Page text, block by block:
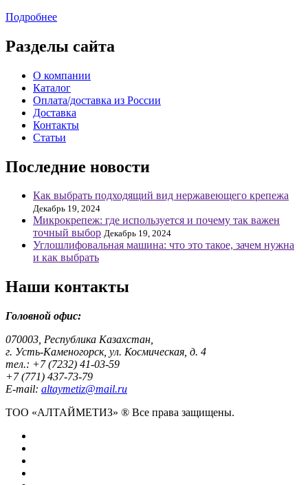
Подробнее
Разделы сайта
О компании
Каталог
Оплата/доставка из России
Доставка
Контакты
Статьи
Последние новости
Как выбрать подходящий вид нержавеющего крепежа
Декабрь 19, 2024
Микрокрепеж: где используется и почему так важен
точный выбор Декабрь 19, 2024
Углошлифовальная машина: что это такое, зачем нужна
и как выбрать
Наши контакты
Головной офис:
070003, Республика Казахстан,
г. Усть-Каменогорск, ул. Космическая, д. 4
тел.: +7 (7232) 41-03-59
+7 (771) 437-73-79
E-mail: altaymetiz@mail.ru
ТОО «АЛТАЙМЕТИЗ» ® Все права защищены.